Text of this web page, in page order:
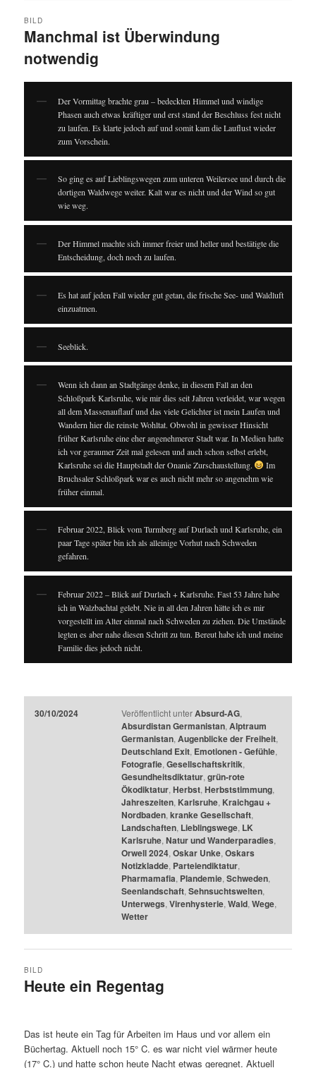
Manchmal ist Überwindung
notwendig
BILD
Der Vormittag brachte grau – bedeckten Himmel und windige
Phasen auch etwas kräftiger und erst stand der Beschluss fest nicht
zu laufen. Es klarte jedoch auf und somit kam die Lauflust wieder
zum Vorschein.
So ging es auf Lieblingswegen zum unteren Weilersee und durch die
dortigen Waldwege weiter. Kalt war es nicht und der Wind so gut
wie weg.
Der Himmel machte sich immer freier und heller und bestätigte die
Entscheidung, doch noch zu laufen.
Es hat auf jeden Fall wieder gut getan, die frische See- und Waldluft
einzuatmen.
Seeblick.
Wenn ich dann an Stadtgänge denke, in diesem Fall an den
Schloßpark Karlsruhe, wie mir dies seit Jahren verleidet, war wegen
all dem Massenauflauf und das viele Gelichter ist mein Laufen und
Wandern hier die reinste Wohltat. Obwohl in gewisser Hinsicht
früher Karlsruhe eine eher angenehmerer Stadt war. In Medien hatte
ich vor geraumer Zeit mal gelesen und auch schon selbst erlebt,
Karlsruhe sei die Hauptstadt der Onanie Zurschaustellung.
Im
Bruchsaler Schloßpark war es auch nicht mehr so angenehm wie
früher einmal.
Februar 2022, Blick vom Turmberg auf Durlach und Karlsruhe, ein
paar Tage später bin ich als alleinige Vorhut nach Schweden
gefahren.
Februar 2022 – Blick auf Durlach + Karlsruhe. Fast 53 Jahre habe
ich in Walzbachtal gelebt. Nie in all den Jahren hätte ich es mir
vorgestellt im Alter einmal nach Schweden zu ziehen. Die Umstände
legten es aber nahe diesen Schritt zu tun. Bereut habe ich und meine
Familie dies jedoch nicht.
30/10/2024 Veröffentlicht unter Absurd-AG,
Absurdistan Germanistan, Alptraum
Germanistan, Augenblicke der Freiheit,
Deutschland Exit, Emotionen - Gefühle,
Fotografie, Gesellschaftskritik,
Gesundheitsdiktatur, grün-rote
Ökodiktatur, Herbst, Herbststimmung,
Jahreszeiten, Karlsruhe, Kraichgau +
Nordbaden, kranke Gesellschaft,
Landschaften, Lieblingswege, LK
Karlsruhe, Natur und Wanderparadies,
Orwell 2024, Oskar Unke, Oskars
Notizkladde, Parteiendiktatur,
Pharmamafia, Plandemie, Schweden,
Seenlandschaft, Sehnsuchtswelten,
Unterwegs, Virenhysterie, Wald, Wege,
Wetter
Heute ein Regentag
BILD
Das ist heute ein Tag für Arbeiten im Haus und vor allem ein
Büchertag. Aktuell noch 15° C. es war nicht viel wärmer heute
(17° C.) und hatte schon heute Nacht etwas geregnet. Aktuell